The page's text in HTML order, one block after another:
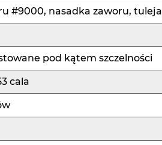
#9000, nasadka zaworu, tuleja
pod kątem szczelności
cala